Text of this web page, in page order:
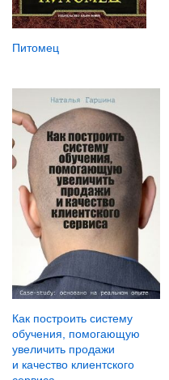
Питомец
Как построить систему
обучения, помогающую
увеличить продажи
и качество клиентского